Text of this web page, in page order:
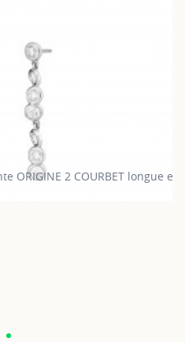
ORIGINE 2 COURBET longue